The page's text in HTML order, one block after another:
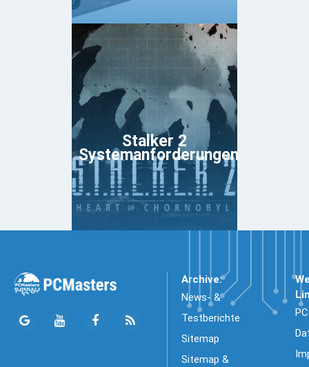
Stalker 2
Systemanforderungen
Archive:
News- &
Testberichte
Sitemap
Sitemap &